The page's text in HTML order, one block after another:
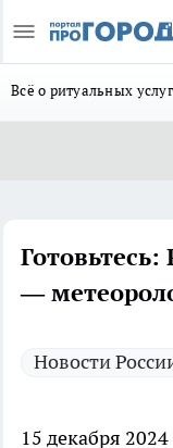
Всё о ритуальных
—
Новости
15 декабря 2024